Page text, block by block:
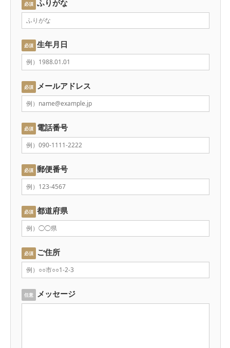
必須 ふりがな
必須 生年月日
必須 メールアドレス
必須 電話番号
必須 郵便番号
必須 都道府県
必須 ご住所
任意 メッセージ